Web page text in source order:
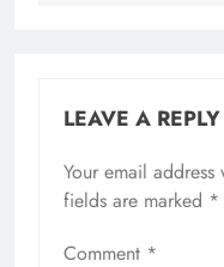
LEAVE A REPLY
Your email
fields are marked *
Comment *